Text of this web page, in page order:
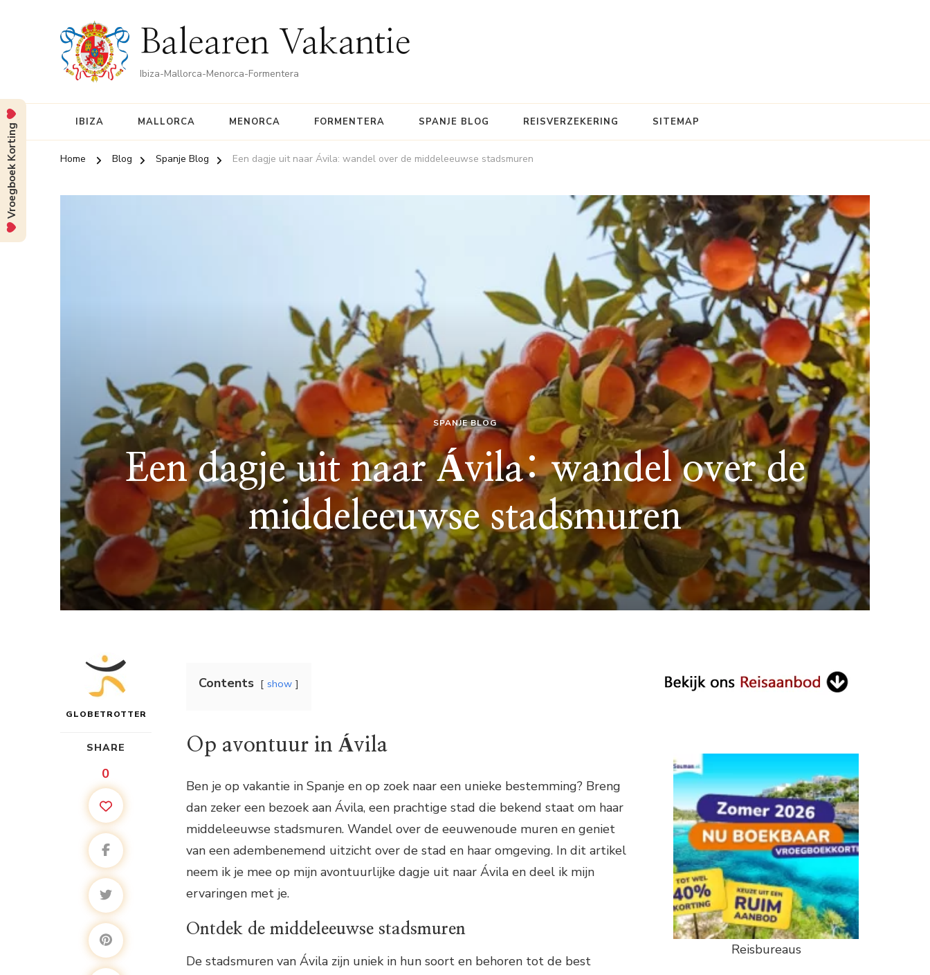
Balearen Vakantie
Ibiza-Mallorca-Menorca-Formentera
IBIZA MALLORCA MENORCA FORMENTERA SPANJE BLOG REISVERZEKERING SITEMAP
Home Blog Spanje Blog Een dagje uit naar Ávila: wandel over de middeleeuwse stadsmuren
SPANJE BLOG
Een dagje uit naar Ávila: wandel over de
middeleeuwse stadsmuren
GLOBETROTTER
SHARE
0
Contents show
Op avontuur in Ávila
Ben je op vakantie in Spanje en op zoek naar een unieke bestemming? Breng
dan zeker een bezoek aan Ávila, een prachtige stad die bekend staat om haar
middeleeuwse stadsmuren. Wandel over de eeuwenoude muren en geniet
van een adembenemend uitzicht over de stad en haar omgeving. In dit artikel
neem ik je mee op mijn avontuurlijke dagje uit naar Ávila en deel ik mijn
ervaringen met je.
Ontdek de middeleeuwse stadsmuren
De stadsmuren van Ávila zijn uniek in hun soort en behoren tot de best
Reisbureaus
Vroegboek Korting